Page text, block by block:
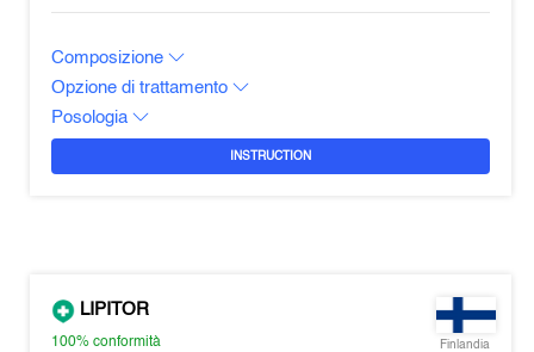
Composizione
Opzione di trattamento
Posologia
INSTRUCTION
LIPITOR
100%conformità Finlandia